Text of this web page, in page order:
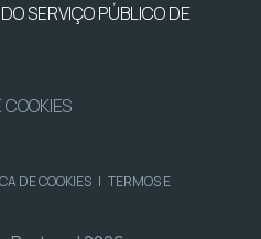
SERVIÇO PÚBLICO DE
DE COOKIES | TERMOS E